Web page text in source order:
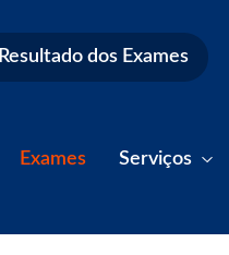
Resultado dos Exames
Exames Serviços